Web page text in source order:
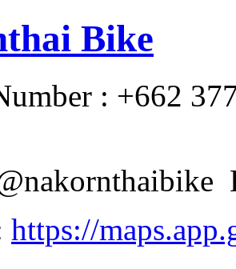
Bike
: +662
https://